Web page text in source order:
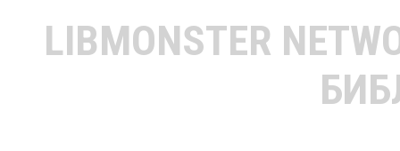
LIBMONSTER